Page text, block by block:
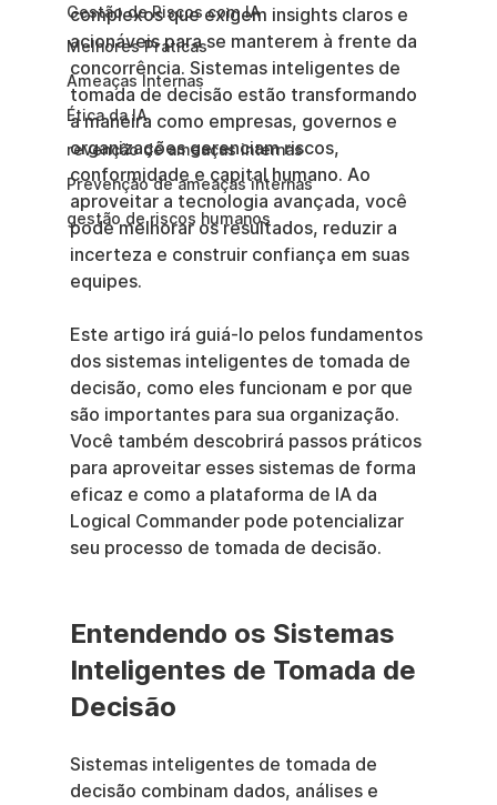
Gestão de Riscos com IA
Melhores Práticas
Ameaças Internas
Ética da IA
revenção de ameaças internas
Prevenção de ameaças internas
gestão de riscos humanos
complexos que exigem insights claros e
acionáveis para se manterem à frente da
concorrência. Sistemas inteligentes de
tomada de decisão estão transformando
a maneira como empresas, governos e
organizações gerenciam riscos,
conformidade e capital humano. Ao
aproveitar a tecnologia avançada, você
pode melhorar os resultados, reduzir a
incerteza e construir confiança em suas
equipes.
Este artigo irá guiá-lo pelos fundamentos
dos sistemas inteligentes de tomada de
decisão, como eles funcionam e por que
são importantes para sua organização.
Você também descobrirá passos práticos
para aproveitar esses sistemas de forma
eficaz e como a plataforma de IA da
Logical Commander pode potencializar
seu processo de tomada de decisão.
Entendendo os Sistemas
Inteligentes de Tomada de
Decisão
Sistemas inteligentes de tomada de
decisão combinam dados, análises e